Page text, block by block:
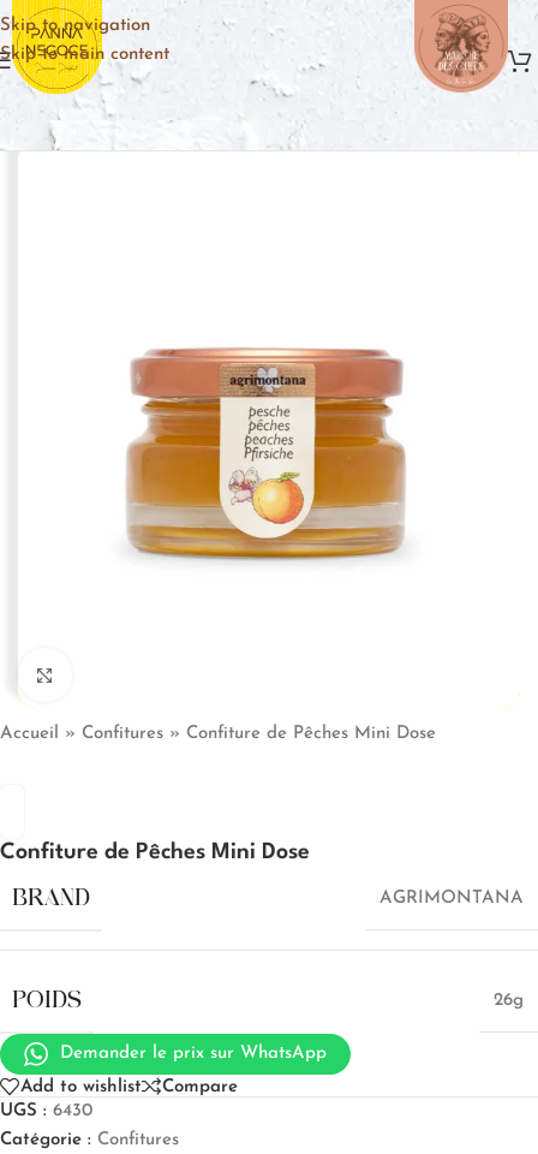
Skip to navigation
Skip to main content
Accueil » Confitures » Confiture de Pêches Mini Dose
Confiture de Pêches Mini Dose
BRAND AGRIMONTANA
POIDS 26g
Demander le prix sur WhatsApp
Add to wishlist
Compare
UGS : 6430
Catégorie : Confitures